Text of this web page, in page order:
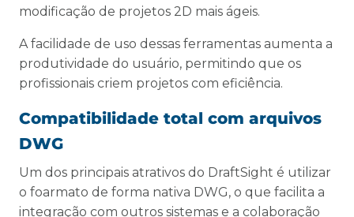
modificação de projetos 2D mais ágeis.
A facilidade de uso dessas ferramentas aumenta a
produtividade do usuário, permitindo que os
profissionais criem projetos com eficiência.
Compatibilidade total com arquivos
DWG
Um dos principais atrativos do DraftSight é utilizar
o foarmato de forma nativa DWG, o que facilita a
integração com outros sistemas e a colaboração